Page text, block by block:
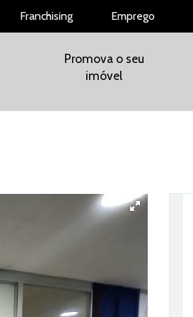
Franchising Emprego
Promova o seu
imóvel